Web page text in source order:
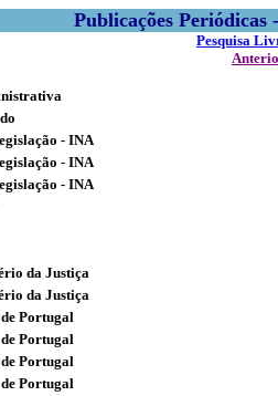
Publicações
Pesquisa
- INA
- INA
- INA
da Justiça
da Justiça
Portugal
Portugal
Portugal
Portugal